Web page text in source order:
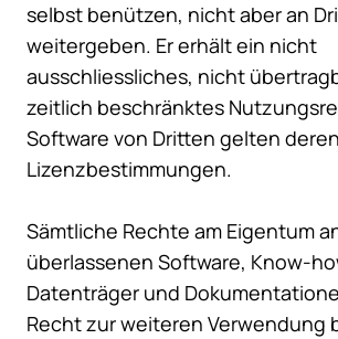
selbst benützen, nicht aber an
weitergeben. Er erhält ein nicht
ausschliessliches, nicht
zeitlich beschränktes
Software von Dritten gelten
Lizenzbestimmungen.
Sämtliche Rechte am Eigentum
überlassenen Software, Know-
Datenträger und
Recht zur weiteren Verwendung